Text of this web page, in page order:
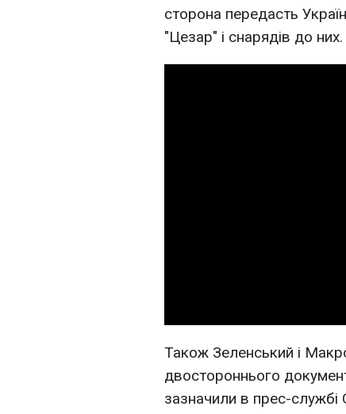
сторона передасть
"Цезар" і снарядів до них.
Також Зеленський і
двостороннього
зазначили в прес-